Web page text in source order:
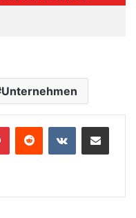
Unternehmen